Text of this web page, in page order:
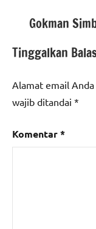
Gokman
Tinggalkan
Alamat email
wajib ditandai *
Komentar*